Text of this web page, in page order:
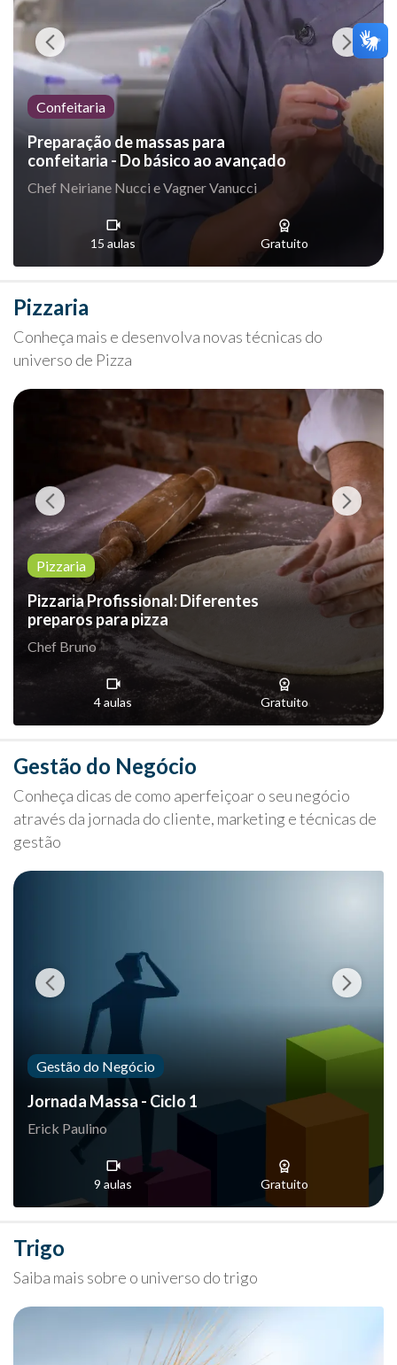
Confeitaria
Preparação de massas para
confeitaria - Do básico ao avançado
Chef Neiriane Nucci e Vagner Vanucci
15 aulas Gratuito
Pizzaria
Conheça mais e desenvolva novas técnicas do
universo de Pizza
Pizzaria
Pizzaria Profissional: Diferentes
preparos para pizza
Chef Bruno
4 aulas Gratuito
Gestão do Negócio
Conheça dicas de como aperfeiçoar o seu negócio
através da jornada do cliente, marketing e técnicas de
gestão
Gestão do Negócio
Jornada Massa - Ciclo 1
Erick Paulino
9 aulas Gratuito
Trigo
Saiba mais sobre o universo do trigo